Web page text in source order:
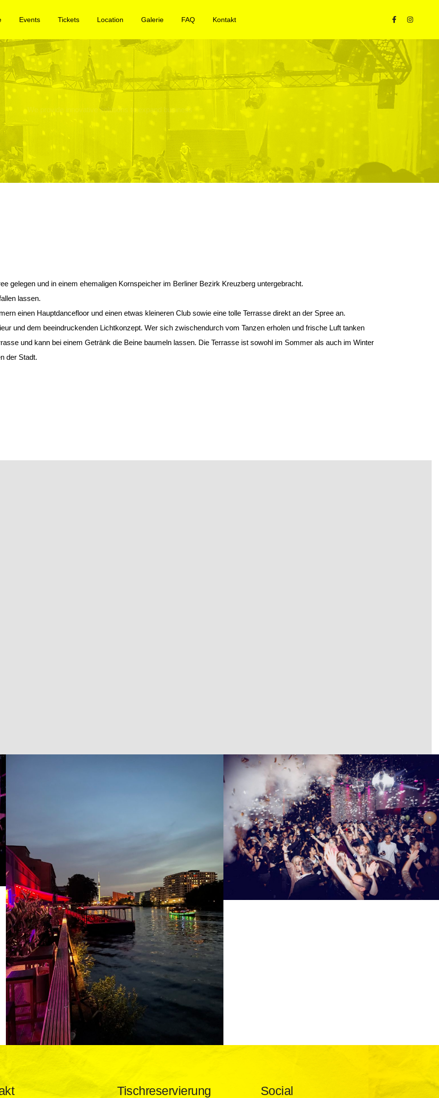
Events Tickets Location Galerie FAQ Kontakt
We provide innovative solutions to expand business
gelegen und in einem ehemaligen Kornspeicher im Berliner Bezirk Kreuzberg untergebracht.
lassen.
einen Hauptdancefloor und einen etwas kleineren Club sowie eine tolle Terrasse direkt an der Spree an.
und dem beeindruckenden Lichtkonzept. Wer sich zwischendurch vom Tanzen erholen und frische Luft tanken
und kann bei einem Getränk die Beine baumeln lassen. Die Terrasse ist sowohl im Sommer als auch im Winter
der Stadt.
Tischreservierung Social